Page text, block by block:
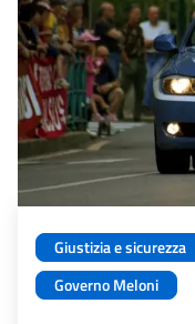
Giustizia e sicurezza
Governo Meloni